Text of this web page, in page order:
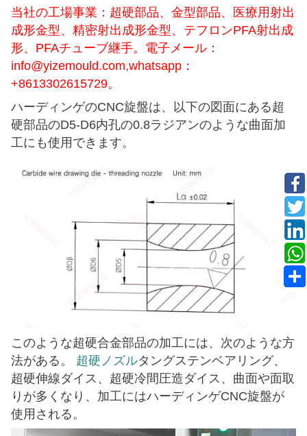
当社の工場事業：超硬部品、金型部品、医療用射出
成形金型、精密射出成形金型、テフロンPFA射出成
形、PFAチューブ継手。電子メール：
info@yizemould.com,whatsapp：
+8613302615729。
ハーディンゲのCNC旋盤は、以下の図面にある超
硬部品のD5-D6内孔の0.8ラジアンのような曲面加
工にも使用できます。
このような超硬合金部品の加工には、次のような方
法がある。 超硬ノズルタングステンベアリング、
超硬伸線ダイス、超硬冷間圧造ダイス、曲面や面取
りが多くなり、加工にはハーディンゲCNC旋盤が
使用される。